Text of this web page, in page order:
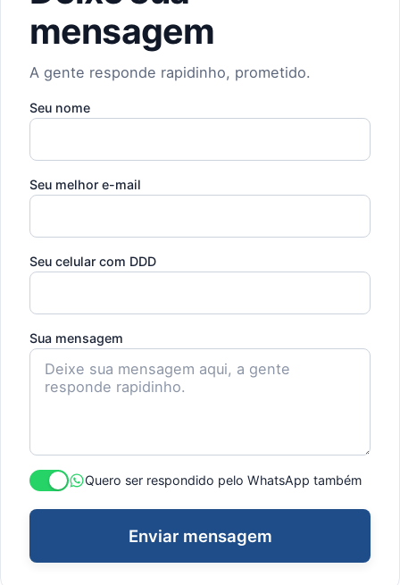
mensagem
A gente responde rapidinho, prometido.
Seu nome
Seu melhor e-mail
Seu celular com DDD
Sua mensagem
Quero ser respondido pelo WhatsApp também
Enviar mensagem